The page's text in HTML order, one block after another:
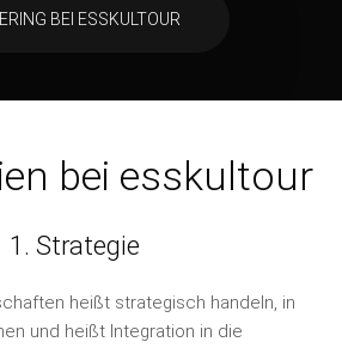
BEI ESSKULTOUR
bei esskultour
1. Strategie
heißt strategisch handeln, in
und heißt Integration in die